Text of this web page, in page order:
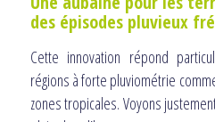
des épisodes pluvieux
Cette innovation répond
régions à forte pluviométrie
zones tropicales. Voyons